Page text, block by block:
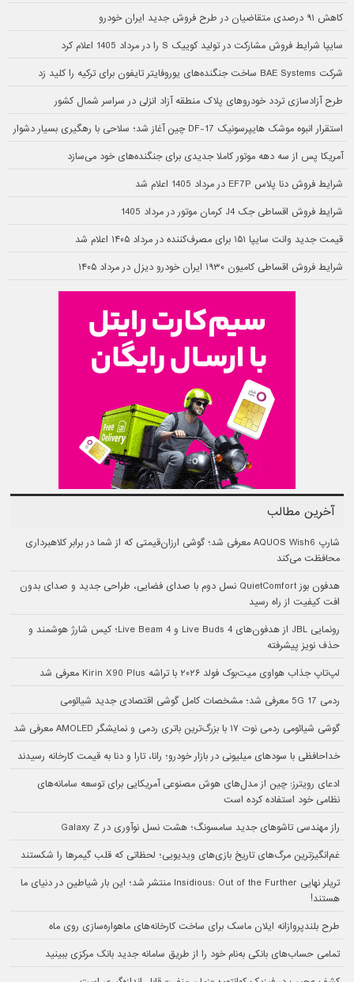
کاهش ۹۱ درصدی متقاضیان در طرح فروش جدید ایران خودرو
سایپا شرایط فروش مشارکت در تولید کوییک S را در مرداد 1405 اعلام کرد
شرکت BAE Systems ساخت جنگنده‌های یوروفایتر تایفون برای ترکیه را کلید زد
طرح آزادسازی تردد خودروهای پلاک منطقه آزاد انزلی در سراسر شمال کشور
استقرار انبوه موشک هایپرسونیک DF-17 چین آغاز شد؛ سلاحی با رهگیری بسیار دشوار
آمریکا پس از سه دهه موتور کاملا جدیدی برای جنگنده‌های خود می‌سازد
شرایط فروش دنا پلاس EF7P در مرداد 1405 اعلام شد
شرایط فروش اقساطی جک J4 کرمان موتور در مرداد 1405
قیمت جدید وانت سایپا ۱۵۱ برای مصرف‌کننده در مرداد ۱۴۰۵ اعلام شد
شرایط فروش اقساطی کامیون ۱۹۳۰ ایران خودرو دیزل در مرداد ۱۴۰۵
آخرین مطالب
شارپ AQUOS Wish6 معرفی شد؛ گوشی ارزان‌قیمتی که از شما در برابر کلاهبرداری
محافظت می‌کند
هدفون بوز QuietComfort نسل دوم با صدای فضایی، طراحی جدید و صدای بدون
افت کیفیت از راه رسید
رونمایی JBL از هدفون‌های Live Buds 4 و Live Beam 4؛ کیس شارژ هوشمند و
حذف نویز پیشرفته
لپ‌تاپ جذاب هواوی میت‌بوک فولد ۲۰۲۶ با تراشه Kirin X90 Plus معرفی شد
ردمی 17 5G معرفی شد؛ مشخصات کامل گوشی اقتصادی جدید شیائومی
گوشی شیائومی ردمی نوت ۱۷ با بزرگ‌ترین باتری ردمی و نمایشگر AMOLED معرفی شد
خداحافظی با سودهای میلیونی در بازار خودرو؛ رانا، تارا و دنا به قیمت کارخانه رسیدند
ادعای رویترز: چین از مدل‌های هوش مصنوعی آمریکایی برای توسعه سامانه‌های
نظامی خود استفاده کرده است
راز مهندسی تاشوهای جدید سامسونگ؛ هشت نسل نوآوری در Galaxy Z
غم‌انگیزترین مرگ‌های تاریخ بازی‌های ویدیویی؛ لحظاتی که قلب گیمرها را شکستند
تریلر نهایی Insidious: Out of the Further منتشر شد؛ این بار شیاطین در دنیای ما
هستند!
طرح بلندپروازانه ایلان ماسک برای ساخت کارخانه‌های ماهواره‌سازی روی ماه
تمامی حساب‌های بانکی به‌نام خود را از طریق سامانه جدید بانک مرکزی ببینید